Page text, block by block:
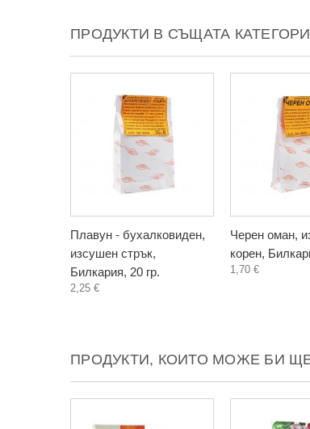
ПРОДУКТИ В СЪЩАТА
Плавун - бухалковиден,
изсушен стрък,
Билкария, 20 гр.
2,25 €
Черен оман,
корен,
1,70 €
ПРОДУКТИ, КОИТО МОЖЕ БИ